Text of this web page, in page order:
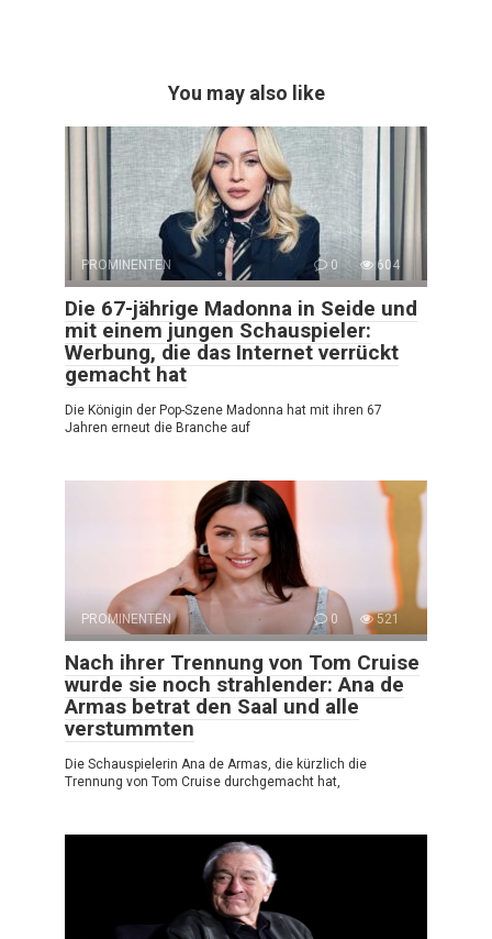
You may also like
PROMINENTEN 0 604
Die 67-jährige Madonna in Seide und
mit einem jungen Schauspieler:
Werbung, die das Internet verrückt
gemacht hat
Die Königin der Pop-Szene Madonna hat mit ihren 67
Jahren erneut die Branche auf
PROMINENTEN 0 521
Nach ihrer Trennung von Tom Cruise
wurde sie noch strahlender: Ana de
Armas betrat den Saal und alle
verstummten
Die Schauspielerin Ana de Armas, die kürzlich die
Trennung von Tom Cruise durchgemacht hat,